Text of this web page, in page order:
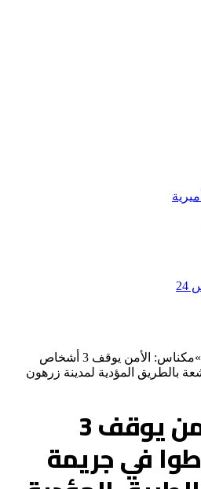
»
مكناس: الأمن يوقف 3 أشخاص
بالطريق المؤدية لمدينة زرهون
مكناس: الأمن يوقف 3
في جريمة